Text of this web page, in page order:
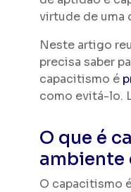
virtude de uma
Neste artigo
precisa saber
capacitismo é
como evitá-lo.
O que é
ambiente
O capacitismo